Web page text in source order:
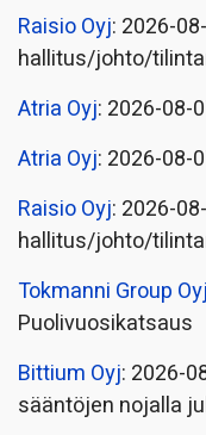
Raisio Oyj: 2026-
hallitus/johto/
Atria Oyj: 2026-08-
Atria Oyj: 2026-08-
Raisio Oyj: 2026-
hallitus/johto/
Tokmanni Group Oyj
Puolivuosikatsaus
Bittium Oyj: 2026-
sääntöjen nojalla